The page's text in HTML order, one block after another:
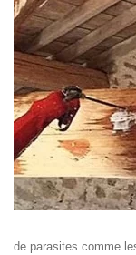
de parasites comme